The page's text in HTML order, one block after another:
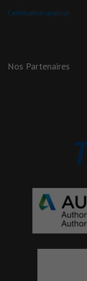
Certification qualiopi
Nos Partenaires